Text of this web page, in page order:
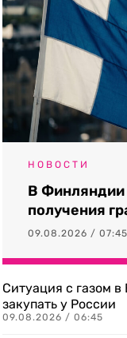
НОВОСТИ
В Финляндии
получения
09.08.2026 / 07:45
Ситуация с газом в
закупать у России
09.08.2026 / 06:45